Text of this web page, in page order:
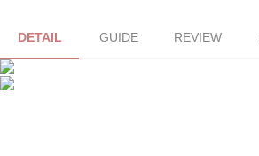
DETAIL GUIDE REVIEW